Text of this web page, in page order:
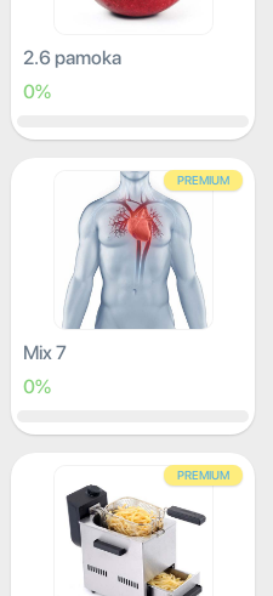
2.6 pamoka
0%
PREMIUM
Mix 7
0%
PREMIUM